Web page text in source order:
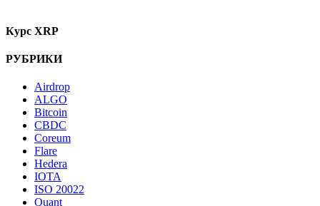
Курс XRP
РУБРИКИ
Airdrop
ALGO
Bitcoin
CBDC
Coreum
Flare
Hedera
IOTA
ISO 20022
Quant